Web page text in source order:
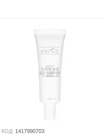
КОД: 1417990703